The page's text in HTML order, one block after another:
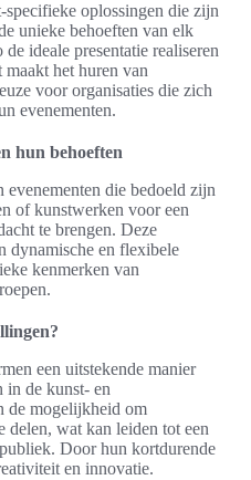
oplossingen die zijn
unieke behoeften van elk
ideale presentatie realiseren
het huren van
voor organisaties die zich
evenementen.
hun behoeften
die bedoeld zijn
of kunstwerken voor een
te brengen. Deze
dynamische en flexibele
kenmerken van
een uitstekende manier
in de kunst- en
de mogelijkheid om
delen, wat kan leiden tot een
Door hun kortdurende
en innovatie.